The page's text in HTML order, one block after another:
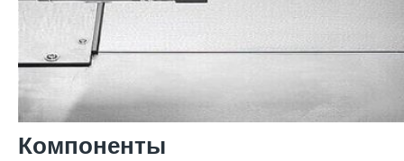
Компоненты